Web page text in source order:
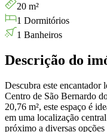
20 m²
1 Dormitórios
1 Banheiros
Descrição do
Descubra este
Centro de São Bernardo
20,76 m², este espaço é
em uma localização
próximo a diversas